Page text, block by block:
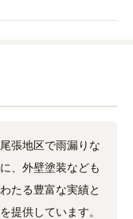
張地区で雨漏りな
、外壁塗装なども
たる豊富な実績と
提供しています。